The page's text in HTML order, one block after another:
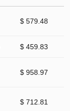
$ 579.48
$ 459.83
$ 958.97
$ 712.81